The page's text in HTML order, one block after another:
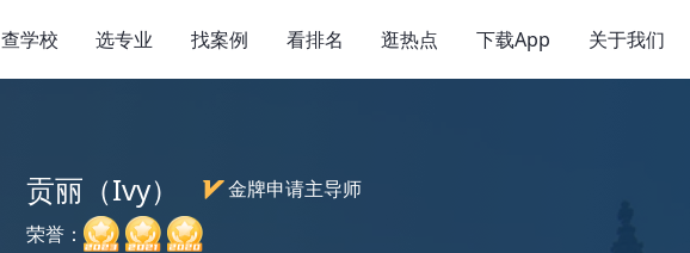
查学校 选专业 找案例 看排名 逛热点 下载App 关于我们
贡丽（Ivy）
金牌申请主导师
荣誉：